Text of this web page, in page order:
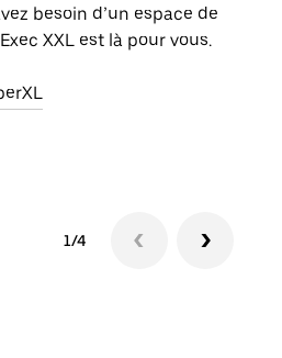
besoin d’un espace de
XXL est là pour vous.
1/4